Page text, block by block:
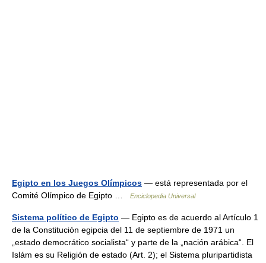
Egipto en los Juegos Olímpicos — está representada por el
Comité Olímpico de Egipto …
Enciclopedia Universal
Sistema político de Egipto — Egipto es de acuerdo al Artículo 1
de la Constitución egipcia del 11 de septiembre de 1971 un
„estado democrático socialista“ y parte de la „nación arábica“. El
Islám es su Religión de estado (Art. 2); el Sistema pluripartidista